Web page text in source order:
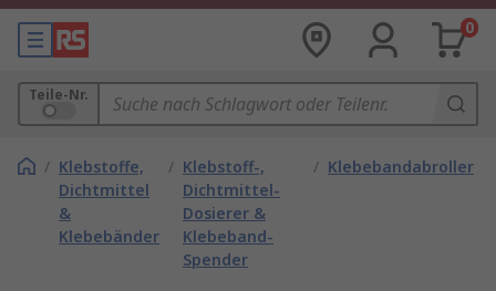
0
Teile-Nr.
/ Klebstoffe,
Dichtmittel
&
Klebebänder
/ Klebstoff-,
Dichtmittel-
Dosierer &
Klebeband-
Spender
/ Klebebandabroller